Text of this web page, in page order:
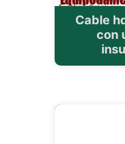
Cable
con